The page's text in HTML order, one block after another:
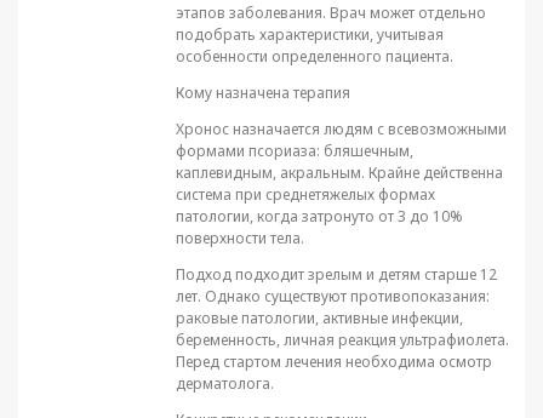
этапов заболевания. Врач может отдельно
подобрать характеристики, учитывая
особенности определенного пациента.
Кому назначена терапия
Хронос назначается людям с всевозможными
формами псориаза: бляшечным,
каплевидным, акральным. Крайне действенна
система при среднетяжелых формах
патологии, когда затронуто от 3 до 10%
поверхности тела.
Подход подходит зрелым и детям старше 12
лет. Однако существуют противопоказания:
раковые патологии, активные инфекции,
беременность, личная реакция ультрафиолета.
Перед стартом лечения необходима осмотр
дерматолога.